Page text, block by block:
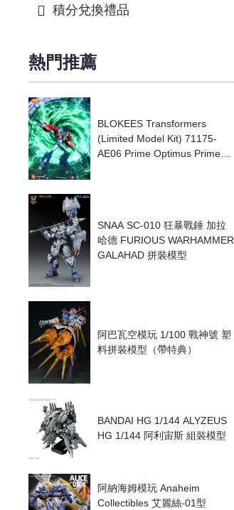
積分兌換禮品
熱門推薦
BLOKEES Transformers
(Limited Model Kit) 71175-
AE06 Prime Optimus Prime
SNAA SC-010 狂暴戰錘 加拉
哈德 FURIOUS WARHAMMER
GALAHAD 拼裝模型
阿巴瓦空模玩 1/100 戰神號 塑
料拼裝模型（帶特典）
BANDAI HG 1/144 ALYZEUS
HG 1/144 阿利宙斯 組裝模型
阿納海姆模玩 Anaheim
Collectibles 艾麗絲-01型